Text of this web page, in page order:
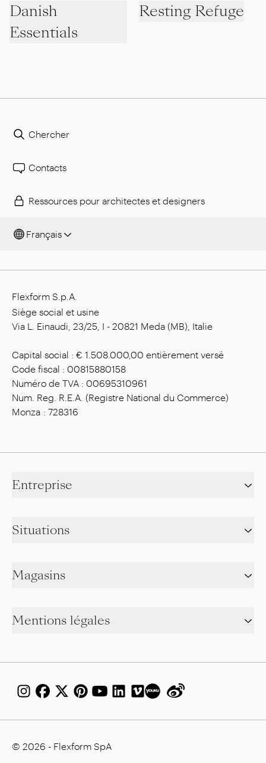
Danish
Essentials
Resting Refuge
Chercher
Contacts
Ressources pour architectes et designers
Français
Flexform S.p.A.
Siège social et usine
Via L. Einaudi, 23/25, I - 20821 Meda (MB), Italie
Capital social : € 1.508.000,00 entièrement versé
Code fiscal : 00815880158
Numéro de TVA : 00695310961
Num. Reg. R.E.A. (Registre National du Commerce)
Monza : 728316
Entreprise
Situations
Magasins
Mentions légales
© 2026 - Flexform SpA